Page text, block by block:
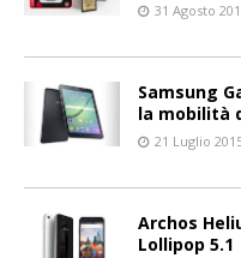
31 Agosto
Samsung
la mobilità
21 Luglio
Archos
Lollipop 5.1